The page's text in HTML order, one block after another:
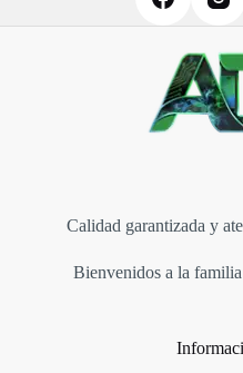
Calidad garantizada y
Bienvenidos a la